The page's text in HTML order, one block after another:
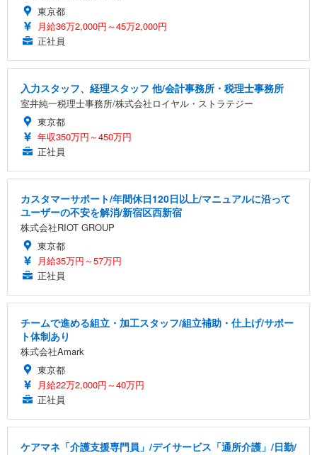
東京都
月給36万2,000円～45万2,000円
正社員
入力スタッフ、経理スタッフ 他/会計事務所・税理士事務所
室井純一税理士事務所/株式会社ロイヤル・ストラテジー
東京都
年収350万円～450万円
正社員
カスタマーサポート/年間休日120日以上/マニュアルに沿って
ユーザーの不安を解消/新宿区西新宿
株式会社RIOT GROUP
東京都
月給35万円～57万円
正社員
チームで進める組立・加工スタッフ/組立補助・仕上げ/サポー
ト体制あり
株式会社Amark
東京都
月給22万2,000円～40万円
正社員
ケアマネ「介護支援専門員」/デイサービス「通所介護」/日勤/